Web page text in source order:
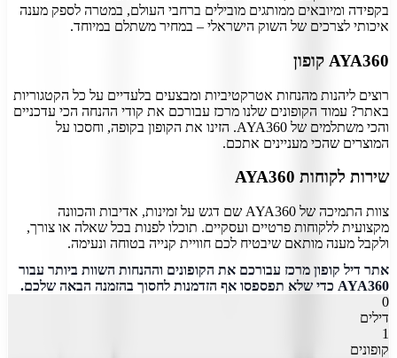
בקפידה ומיובאים ממותגים מובילים ברחבי העולם, במטרה לספק מענה
איכותי לצרכים של השוק הישראלי – במחיר משתלם במיוחד.
AYA360 קופון
רוצים ליהנות מהנחות אטרקטיביות ומבצעים בלעדיים על כל הקטגוריות
באתר? עמוד הקופונים שלנו מרכז עבורכם את קודי ההנחה הכי עדכניים
והכי משתלמים של AYA360. הזינו את הקופון בקופה, וחסכו על
המוצרים שהכי מעניינים אתכם.
שירות לקוחות AYA360
צוות התמיכה של AYA360 שם דגש על זמינות, אדיבות והכוונה
מקצועית ללקוחות פרטיים ועסקיים. תוכלו לפנות בכל שאלה או צורך,
ולקבל מענה מותאם שיבטיח לכם חוויית קנייה בטוחה ונעימה.
אתר דיל קופון מרכז עבורכם את הקופונים וההנחות השוות ביותר עבור
AYA360 כדי שלא תפספסו אף הזדמנות לחסוך בהזמנה הבאה שלכם.
0
דילים
1
קופונים